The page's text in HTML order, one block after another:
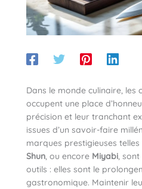
Dans le monde culinaire, les
occupent une place
précision et leur tranchant
issues d’un savoir-faire
marques prestigieuses telles
Shun, ou encore Miyabi, sont
outils : elles sont le
gastronomique. Maintenir